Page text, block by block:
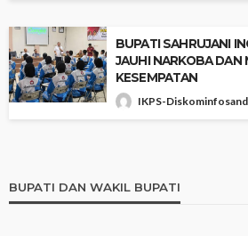
BUPATI SAHRUJANI
JAUHI NARKOBA DAN
KESEMPATAN
IKPS-
BUPATI DAN WAKIL BUPATI